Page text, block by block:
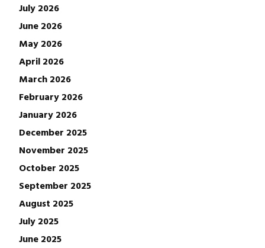
July 2026
June 2026
May 2026
April 2026
March 2026
February 2026
January 2026
December 2025
November 2025
October 2025
September 2025
August 2025
July 2025
June 2025